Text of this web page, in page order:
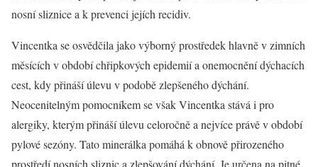
nosní sliznice a k prevenci jejích recidiv.
Vincentka se osvědčila jako výborný prostředek hlavně v zimních
měsících v období chřipkových epidemií a onemocnění dýchacích
cest, kdy přináší úlevu v podobě zlepšeného dýchání.
Neocenitelným pomocníkem se však Vincentka stává i pro
alergiky, kterým přináší úlevu celoročně a nejvíce právě v období
pylové sezóny. Tato minerálka pomáhá k obnově přirozeného
prostředí nosních sliznic a zlepšování dýchání. Je určena na pitné